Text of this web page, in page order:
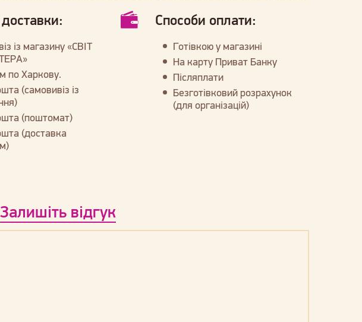
із магазину «СВІТ
по Харкову.
(самовивіз із
(поштомат)
(доставка
Способи оплати:
Готівкою у магазині
На карту Приват Банку
Післяплати
Безготівковий розрахунок
(для організацій)
Залишіть відгук